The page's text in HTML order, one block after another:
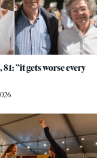
”it gets worse every